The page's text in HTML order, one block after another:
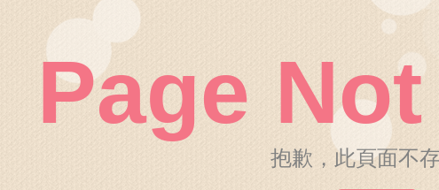
Page
抱歉，此頁面不存